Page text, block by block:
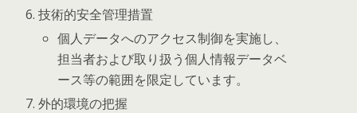
技術的安全管理措置
個人データへのアクセス制御を実施し、
担当者および取り扱う個人情報データベ
ース等の範囲を限定しています。
外的環境の把握